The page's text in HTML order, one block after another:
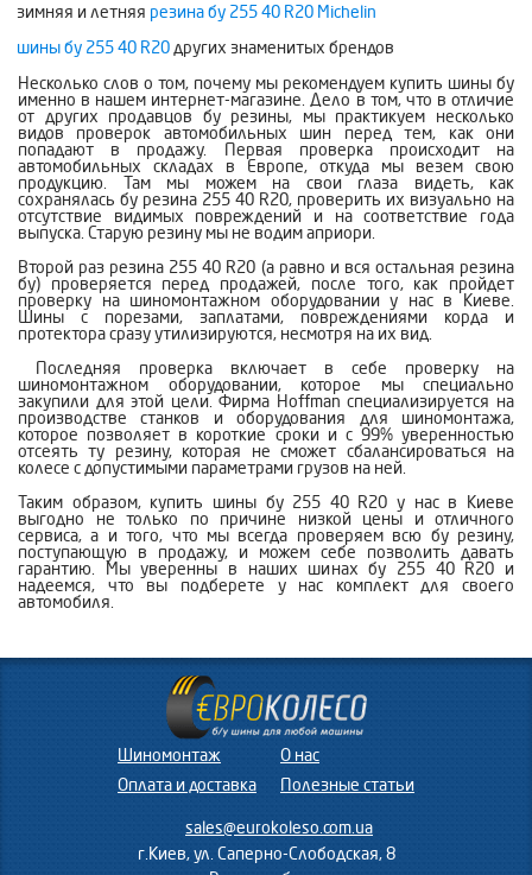
зимняя и летняя резина бу 255 40 R20 Michelin
шины бу 255 40 R20 других знаменитых брендов
Несколько слов о том, почему мы рекомендуем купить шины бу
именно в нашем интернет-магазине. Дело в том, что в отличие
от других продавцов бу резины, мы практикуем несколько
видов проверок автомобильных шин перед тем, как они
попадают в продажу. Первая проверка происходит на
автомобильных складах в Европе, откуда мы везем свою
продукцию. Там мы можем на свои глаза видеть, как
сохранялась бу резина 255 40 R20, проверить их визуально на
отсутствие видимых повреждений и на соответствие года
выпуска. Старую резину мы не водим априори.
Второй раз резина 255 40 R20 (а равно и вся остальная резина
бу) проверяется перед продажей, после того, как пройдет
проверку на шиномонтажном оборудовании у нас в Киеве.
Шины с порезами, заплатами, повреждениями корда и
протектора сразу утилизируются, несмотря на их вид.
Последняя проверка включает в себе проверку на
шиномонтажном оборудовании, которое мы специально
закупили для этой цели. Фирма Hoffman специализируется на
производстве станков и оборудования для шиномонтажа,
которое позволяет в короткие сроки и с 99% уверенностью
отсеять ту резину, которая не сможет сбалансироваться на
колесе с допустимыми параметрами грузов на ней.
Таким образом, купить шины бу 255 40 R20 у нас в Киеве
выгодно не только по причине низкой цены и отличного
сервиса, а и того, что мы всегда проверяем всю бу резину,
поступающую в продажу, и можем себе позволить давать
гарантию. Мы уверенны в наших шинах бу 255 40 R20 и
надеемся, что вы подберете у нас комплект для своего
автомобиля.
Шиномонтаж
Оплата и доставка
О нас
Полезные статьи
sales@eurokoleso.com.ua
г.Киев, ул. Саперно-Слободская, 8